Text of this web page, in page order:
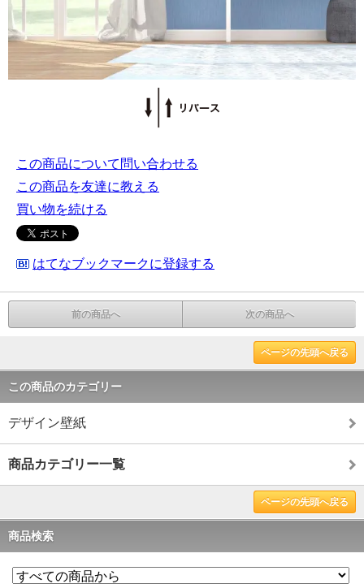
この商品について問い合わせる
この商品を友達に教える
買い物を続ける
はてなブックマークに登録する
前の商品へ 次の商品へ
ページの先頭へ戻る
この商品のカテゴリー
デザイン壁紙
商品カテゴリー一覧
ページの先頭へ戻る
商品検索